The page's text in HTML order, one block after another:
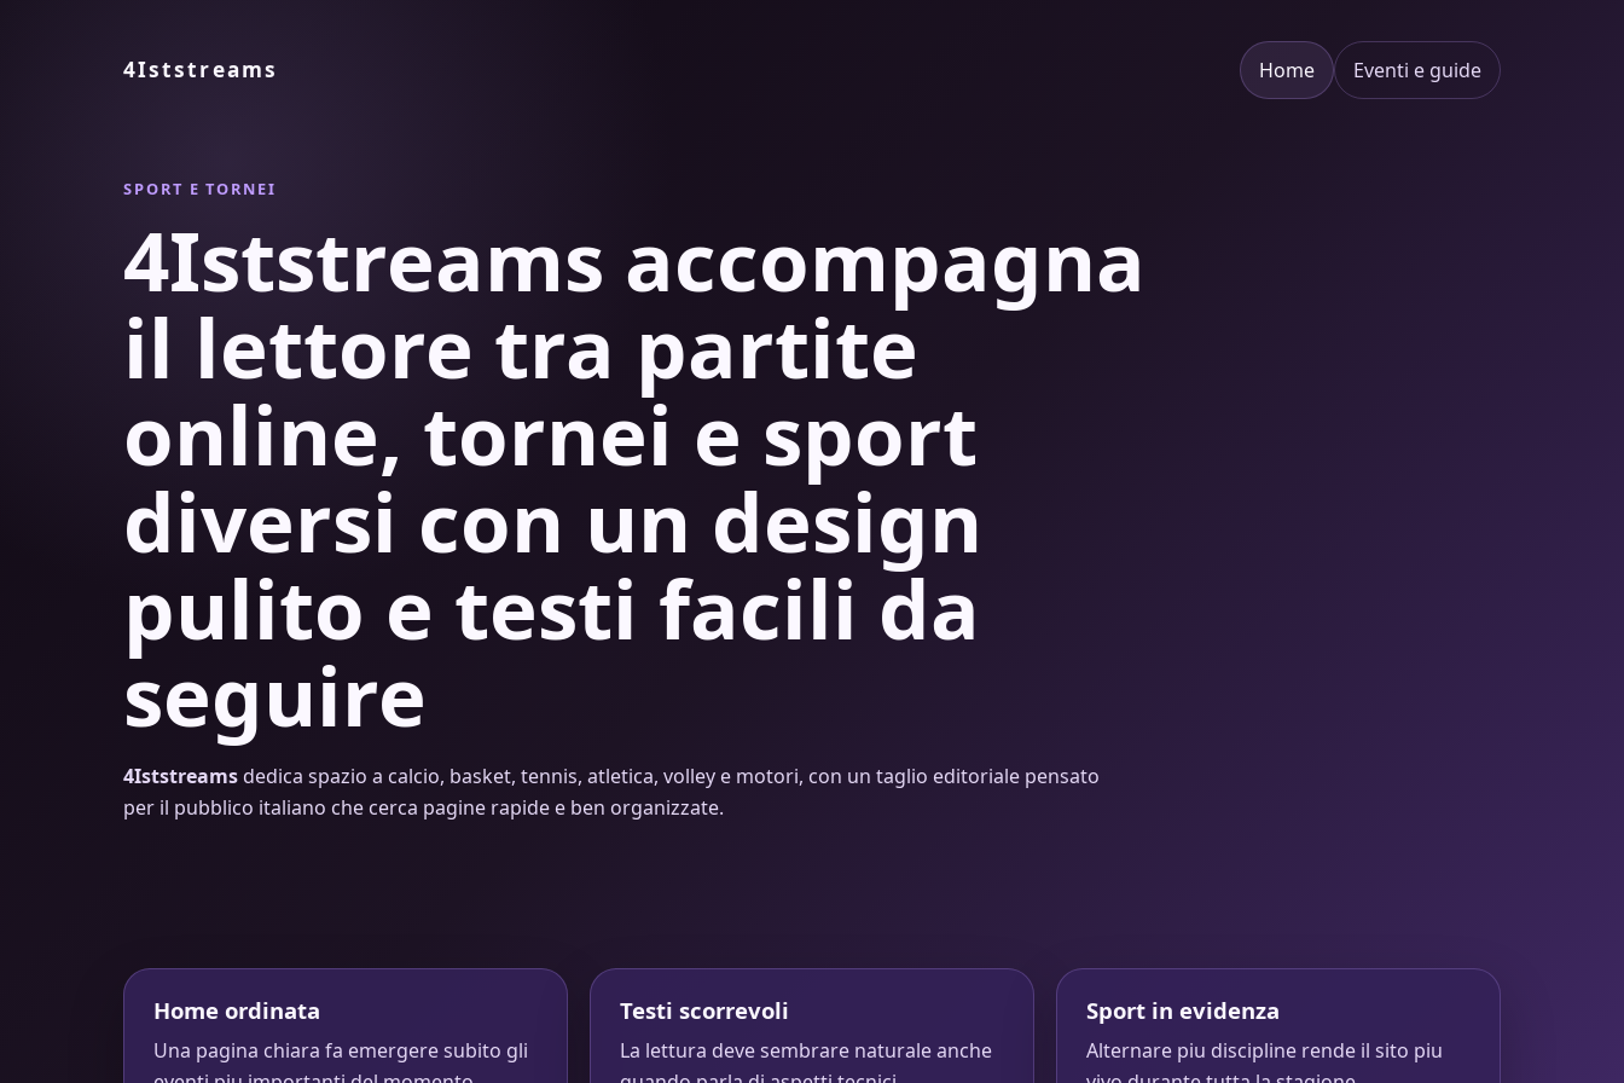
4Iststreams Home Eventi e guide
SPORT E TORNEI
4Iststreams accompagna
il lettore tra partite
online, tornei e sport
diversi con un design
pulito e testi facili da
seguire
4Iststreams dedica spazio a calcio, basket, tennis, atletica, volley e motori, con un taglio editoriale pensato
per il pubblico italiano che cerca pagine rapide e ben organizzate.
Home ordinata
Una pagina chiara fa emergere subito gli
Testi scorrevoli
La lettura deve sembrare naturale anche
Sport in evidenza
Alternare piu discipline rende il sito piu